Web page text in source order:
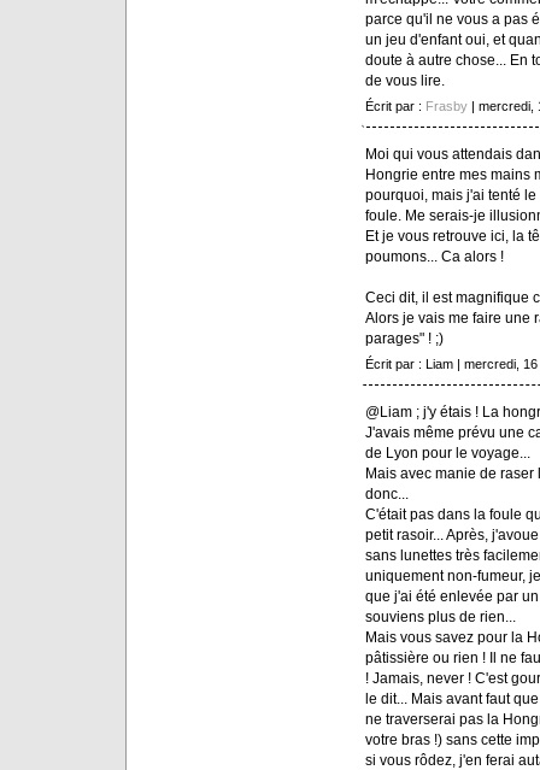
parce qu'il ne vous a pas
un jeu d'enfant oui, et
doute à autre chose... En
de vous lire.
Écrit par : Frasby| mercredi,
Moi qui vous attendais
Hongrie entre mes mains
pourquoi, mais j'ai tenté
foule. Me serais-je
Et je vous retrouve ici, la
poumons... Ca alors !
Ceci dit, il est magnifique
Alors je vais me faire une
parages" ! ;)
Écrit par : Liam | mercredi,
@Liam ; j'y étais ! La
J'avais même prévu une
de Lyon pour le voyage...
Mais avec manie de raser
donc...
C'était pas dans la foule
petit rasoir... Après,
sans lunettes très
uniquement non-fumeur,
que j'ai été enlevée par
souviens plus de rien...
Mais vous savez pour la
pâtissière ou rien ! Il ne
! Jamais, never ! C'est
le dit... Mais avant faut
ne traverserai pas la
votre bras !) sans cette
si vous rôdez, j'en ferai